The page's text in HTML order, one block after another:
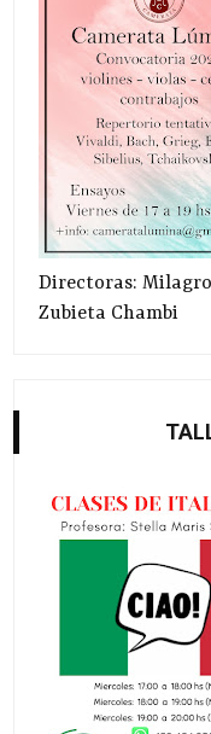
Directoras:
Zubieta Chambi